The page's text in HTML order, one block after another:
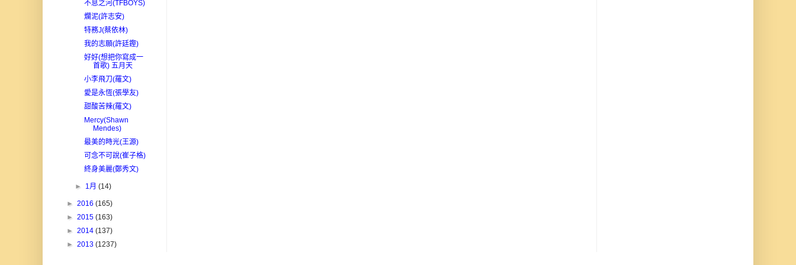
不息之河(TFBOYS)
爛泥(許志安)
特務J(蔡依林)
我的志願(許廷鏗)
好好(想把你寫成一
首歌) 五月天
小李飛刀(羅文)
愛是永恆(張學友)
甜酸苦辣(羅文)
Mercy(Shawn
Mendes)
最美的時光(王源)
可念不可說(崔子格)
終身美麗(鄭秀文)
► 1月(14)
► 2016 (165)
► 2015 (163)
► 2014 (137)
► 2013 (1237)